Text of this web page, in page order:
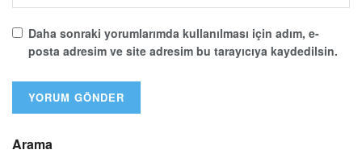
Daha sonraki yorumlarımda kullanılması için adım, e-
posta adresim ve site adresim bu tarayıcıya kaydedilsin.
Arama